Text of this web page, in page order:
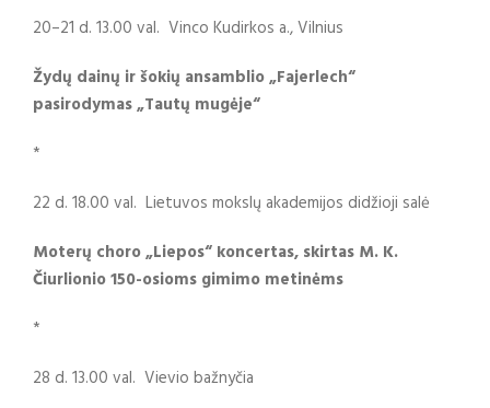
20–21 d. 13.00 val. Vinco Kudirkos a., Vilnius
Žydų dainų ir šokių ansamblio „Fajerlech“
pasirodymas „Tautų mugėje“
*
22 d. 18.00 val. Lietuvos mokslų akademijos didžioji salė
Moterų choro „Liepos“ koncertas, skirtas M. K.
Čiurlionio 150-osioms gimimo metinėms
*
28 d. 13.00 val. Vievio bažnyčia